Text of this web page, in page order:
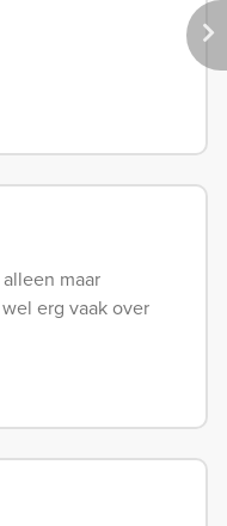
maar
erg vaak over